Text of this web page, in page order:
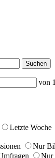
Suchen
von 1
Letzte Woche
Nur
Nur